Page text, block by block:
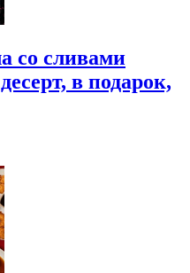
со сливами
в подарок,